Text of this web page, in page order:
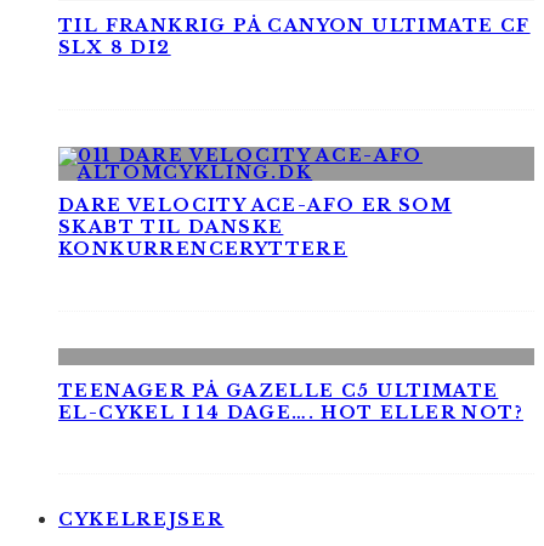
TIL FRANKRIG PÅ CANYON ULTIMATE CF
SLX 8 DI2
DARE VELOCITY ACE-AFO ER SOM
SKABT TIL DANSKE
KONKURRENCERYTTERE
TEENAGER PÅ GAZELLE C5 ULTIMATE
EL-CYKEL I 14 DAGE…. HOT ELLER NOT?
CYKELREJSER